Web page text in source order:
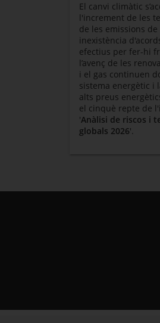
El canvi climàtic
l'increment de les
de les emissions de
inexistència
efectius per fer-hi
l’avenç de les
i el gas continuen
sistema energètic i
alts preus
el cinquè repte de
'Anàlisi de riscos i
globals 2026'.